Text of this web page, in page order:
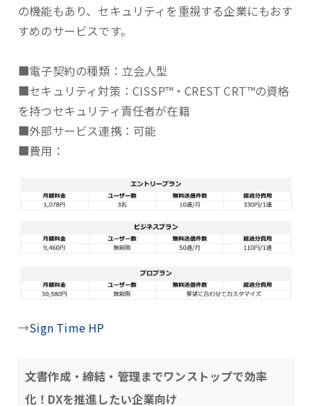
の機能もあり、セキュリティを重視する企業にもおす
すめのサービスです。
■電子契約の種類：立会人型
■セキュリティ対策：CISSP™・CREST CRT™の資格
を持つセキュリティ責任者が在籍
■外部サービス連携：可能
■費用：
→Sign Time HP
文書作成・締結・管理までワンストップで効率
化！DXを推進したい企業向け